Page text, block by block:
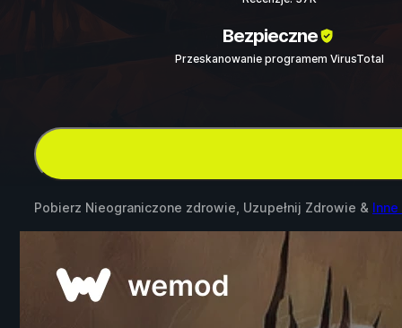
Bezpieczne
Przeskanowanie programem VirusTotal
Pobierz Nieograniczone zdrowie, Uzupełnij Zdrowie &